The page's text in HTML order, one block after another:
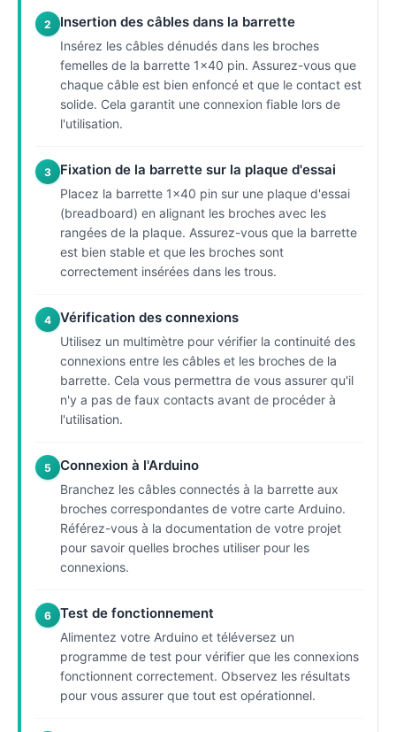
2 Insertion des câbles dans la barrette
Insérez les câbles dénudés dans les broches
femelles de la barrette 1x40 pin. Assurez-vous que
chaque câble est bien enfoncé et que le contact est
solide. Cela garantit une connexion fiable lors de
l'utilisation.
3 Fixation de la barrette sur la plaque d'essai
Placez la barrette 1x40 pin sur une plaque d'essai
(breadboard) en alignant les broches avec les
rangées de la plaque. Assurez-vous que la barrette
est bien stable et que les broches sont
correctement insérées dans les trous.
4 Vérification des connexions
Utilisez un multimètre pour vérifier la continuité des
connexions entre les câbles et les broches de la
barrette. Cela vous permettra de vous assurer qu'il
n'y a pas de faux contacts avant de procéder à
l'utilisation.
5 Connexion à l'Arduino
Branchez les câbles connectés à la barrette aux
broches correspondantes de votre carte Arduino.
Référez-vous à la documentation de votre projet
pour savoir quelles broches utiliser pour les
connexions.
6 Test de fonctionnement
Alimentez votre Arduino et téléversez un
programme de test pour vérifier que les connexions
fonctionnent correctement. Observez les résultats
pour vous assurer que tout est opérationnel.